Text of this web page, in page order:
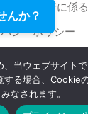
境等の改善に係
シーポリシー
All rights
んか？
、当ウェブサイト
する場合、Cookie
なされます。